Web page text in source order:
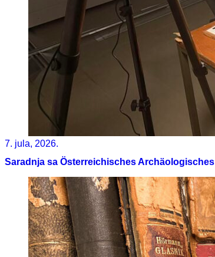
7. jula, 2026.
Saradnja sa Österreichisches